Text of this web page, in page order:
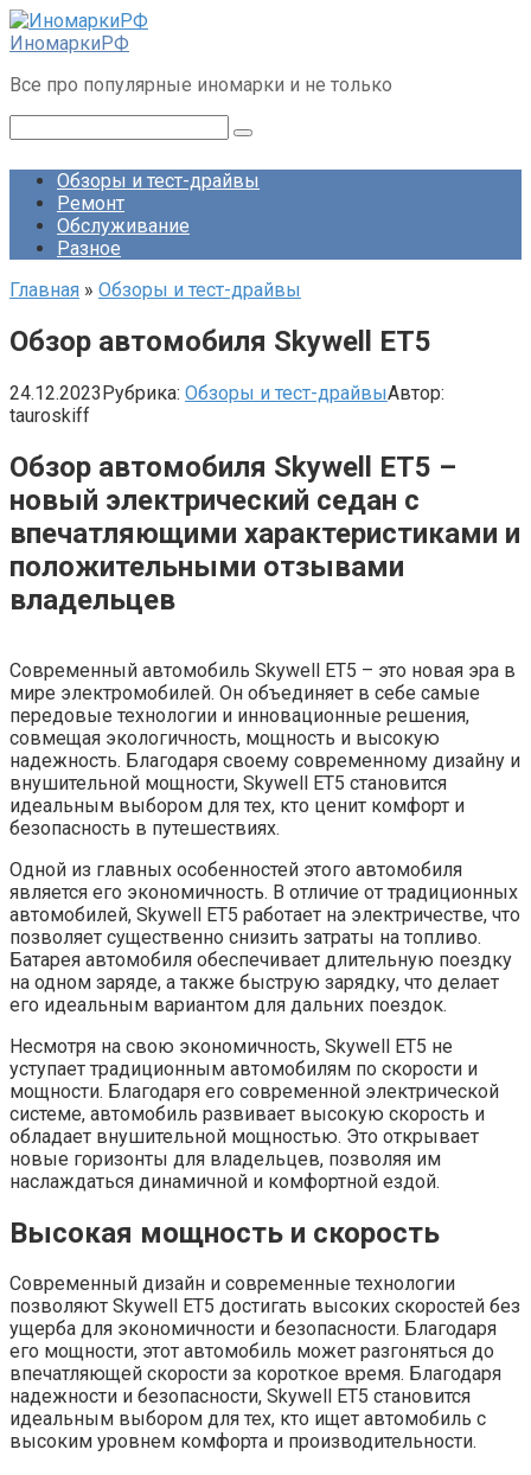
Перейти
к
ИномаркиРФ
Все про популярные иномарки и не только
Обзоры и тест-драйвы
Ремонт
Обслуживание
Разное
Главная » Обзоры и тест-драйвы
Обзор автомобиля Skywell ET5
24.12.2023Рубрика: Обзоры и тест-драйвыАвтор:
tauroskiff
Обзор автомобиля Skywell ET5 –
новый электрический седан с
впечатляющими характеристиками и
положительными отзывами
владельцев
Современный автомобиль Skywell ET5 – это новая эра в
мире электромобилей. Он объединяет в себе самые
передовые технологии и инновационные решения,
совмещая экологичность, мощность и высокую
надежность. Благодаря своему современному дизайну и
внушительной мощности, Skywell ET5 становится
идеальным выбором для тех, кто ценит комфорт и
безопасность в путешествиях.
Одной из главных особенностей этого автомобиля
является его экономичность. В отличие от традиционных
автомобилей, Skywell ET5 работает на электричестве, что
позволяет существенно снизить затраты на топливо.
Батарея автомобиля обеспечивает длительную поездку
на одном заряде, а также быструю зарядку, что делает
его идеальным вариантом для дальних поездок.
Несмотря на свою экономичность, Skywell ET5 не
уступает традиционным автомобилям по скорости и
мощности. Благодаря его современной электрической
системе, автомобиль развивает высокую скорость и
обладает внушительной мощностью. Это открывает
новые горизонты для владельцев, позволяя им
наслаждаться динамичной и комфортной ездой.
Высокая мощность и скорость
Современный дизайн и современные технологии
позволяют Skywell ET5 достигать высоких скоростей без
ущерба для экономичности и безопасности. Благодаря
его мощности, этот автомобиль может разгоняться до
впечатляющей скорости за короткое время. Благодаря
надежности и безопасности, Skywell ET5 становится
идеальным выбором для тех, кто ищет автомобиль с
высоким уровнем комфорта и производительности.